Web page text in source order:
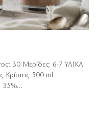
30 Μερίδες: 6-7 ΥΛΙΚΑ
Κρίστης 500 ml
35%…